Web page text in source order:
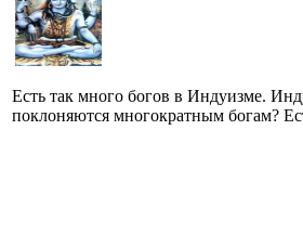
Есть так много богов в Индуизме.
поклоняются многократным богам?